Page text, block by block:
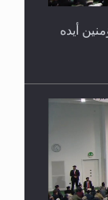
أيده